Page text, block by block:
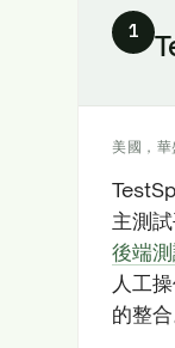
1
美國，
主測
後端
人工
的整合